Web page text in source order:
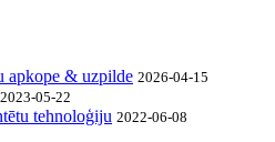
apkope & uzpilde 2026-04-15
2023-05-22
tehnoloģiju 2022-06-08